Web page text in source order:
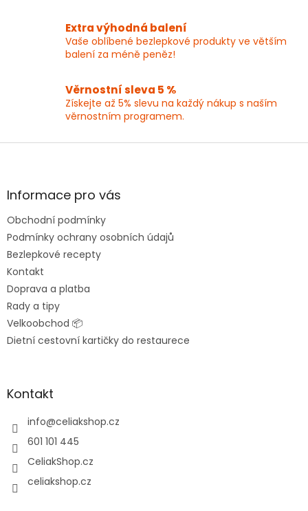
y
v
ý
s
u
Extra výhodná balení
Vaše oblíbené bezlepkové produkty ve větším
balení za méně peněz!
Věrnostní sleva 5 %
Získejte až 5% slevu na každý nákup s naším
věrnostním programem.
Z
aInformace pro vás
Obchodní podmínky
Podmínky ochrany osobních údajů
Bezlepkové recepty
Kontakt
Doprava a platba
Rady a tipy
Velkoobchod 📦
Dietní cestovní kartičky do restaurece
Kontakt
info@celiakshop.cz
601 101 445
CeliakShop.cz
celiakshop.cz